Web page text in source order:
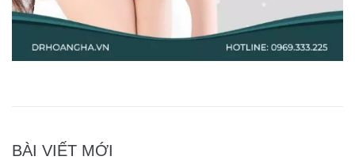
BÀI VIẾT MỚI